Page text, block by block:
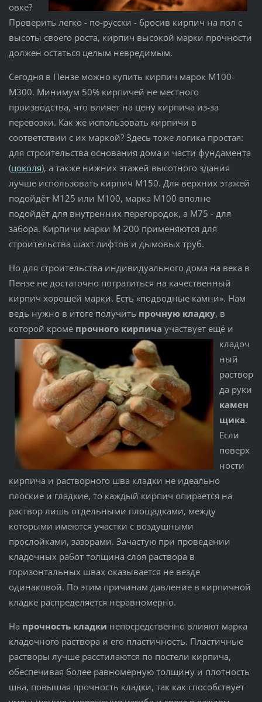
овке?
Проверить легко - по-русски - бросив кирпич на пол с
высоты своего роста, кирпич высокой марки прочности
должен остаться целым невредимым.
Сегодня в Пензе можно купить кирпич марок М100-
М300. Минимум 50% кирпичей не местного
производства, что влияет на цену кирпича из-за
перевозки. Как же использовать кирпичи в
соответствии с их маркой? Здесь тоже логика простая:
для строительства основания дома и части фундамента
(цоколя), а также нижних этажей высотного здания
лучше использовать кирпич М150. Для верхних этажей
подойдёт М125 или М100, марка М100 вполне
подойдёт для внутренних перегородок, а М75 - для
забора. Кирпичи марки М-200 применяются для
строительства шахт лифтов и дымовых труб.
Но для строительства индивидуального дома на века в
Пензе не достаточно потратиться на качественный
кирпич хорошей марки. Есть «подводные камни». Нам
ведь нужно в итоге получить прочную кладку, в
которой кроме прочного кирпича участвует ещё и
кладоч
ный
раствор
да руки
камен
щика.
Если
поверх
ности
кирпича и растворного шва кладки не идеально
плоские и гладкие, то каждый кирпич опирается на
раствор лишь отдельными площадками, между
которыми имеются участки с воздушными
прослойками, зазорами. Зачастую при проведении
кладочных работ толщина слоя раствора в
горизонтальных швах оказывается не везде
одинаковой. По этим причинам давление в кирпичной
кладке распределяется неравномерно.
На прочность кладки непосредственно влияют марка
кладочного раствора и его пластичность. Пластичные
растворы лучше расстилаются по постели кирпича,
обеспечивая более равномерную толщину и плотность
шва, повышая прочность кладки, так как способствует